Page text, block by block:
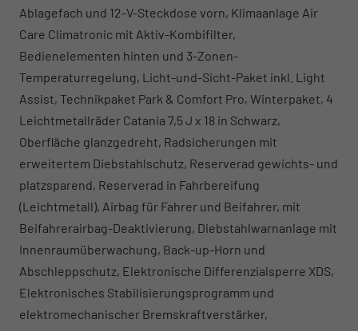
Ablagefach und 12-V-Steckdose vorn, Klimaanlage Air
Care Climatronic mit Aktiv-Kombifilter,
Bedienelementen hinten und 3-Zonen-
Temperaturregelung, Licht-und-Sicht-Paket inkl. Light
Assist, Technikpaket Park & Comfort Pro, Winterpaket, 4
Leichtmetallräder Catania 7,5 J x 18 in Schwarz,
Oberfläche glanzgedreht, Radsicherungen mit
erweitertem Diebstahlschutz, Reserverad gewichts- und
platzsparend, Reserverad in Fahrbereifung
(Leichtmetall), Airbag für Fahrer und Beifahrer, mit
Beifahrerairbag-Deaktivierung, Diebstahlwarnanlage mit
Innenraumüberwachung, Back-up-Horn und
Abschleppschutz, Elektronische Differenzialsperre XDS,
Elektronisches Stabilisierungsprogramm und
elektromechanischer Bremskraftverstärker,